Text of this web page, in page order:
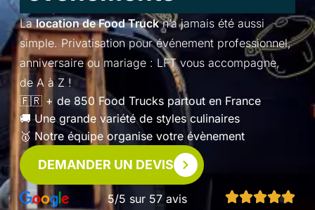
Lalocation de Food Truckn’a jamais été aussi
simple. Privatisation pour événement professionnel,
anniversaire ou mariage : LFT vous accompagne,
de A à Z !
🇫🇷 + de 850 Food Trucks partout en France
🚚 Une grande variété de styles culinaires
🥇 Notre équipe organise votre évènement
DEMANDER UN DEVIS
5/5 sur 57 avis